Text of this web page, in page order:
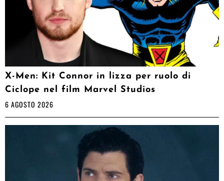
X-Men: Kit Connor in lizza per ruolo di
Ciclope nel film Marvel Studios
6 AGOSTO 2026